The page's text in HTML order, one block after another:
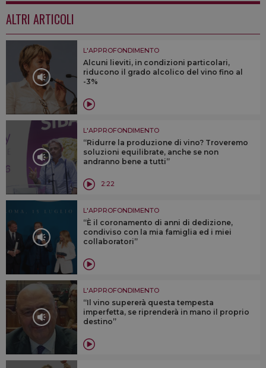
ALTRI ARTICOLI
L'APPROFONDIMENTO
Alcuni lieviti, in condizioni particolari,
riducono il grado alcolico del vino fino al
-3%
L'APPROFONDIMENTO
“Ridurre la produzione di vino? Troveremo
soluzioni equilibrate, anche se non
andranno bene a tutti”
2:22
L'APPROFONDIMENTO
“È il coronamento di anni di dedizione,
condiviso con la mia famiglia ed i miei
collaboratori”
L'APPROFONDIMENTO
“Il vino supererà questa tempesta
imperfetta, se riprenderà in mano il proprio
destino”